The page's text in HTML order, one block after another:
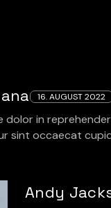
16. AUGUST 2022
dolor in
sint occaecat
Andy